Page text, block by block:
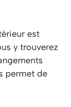
est
y trouverez
permet de